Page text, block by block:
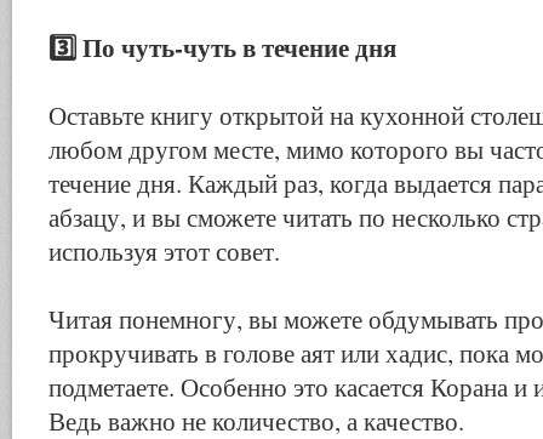
3️⃣По чуть-чуть в течение дня
Оставьте книгу открытой на кухонной
любом другом месте, мимо которого вы
течение дня. Каждый раз, когда выдается
абзацу, и вы сможете читать по несколько
используя этот совет.
Читая понемногу, вы можете обдумывать
прокручивать в голове аят или хадис, пока
подметаете. Особенно это касается Корана и
Ведь важно не количество, а качество.